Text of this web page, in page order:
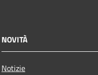
NOVITÀ
Notizie